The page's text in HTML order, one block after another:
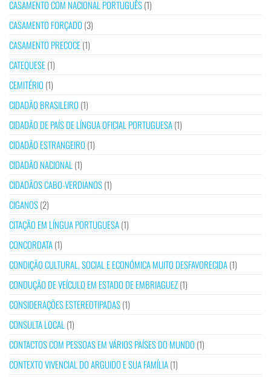
CASAMENTO COM NACIONAL PORTUGUÊS(1)
CASAMENTO FORÇADO (3)
CASAMENTO PRECOCE(1)
CATEQUESE(1)
CEMITÉRIO (1)
CIDADÃO BRASILEIRO (1)
CIDADÃO DE PAÍS DE LÍNGUA OFICIAL PORTUGUESA(1)
CIDADÃO ESTRANGEIRO (1)
CIDADÃO NACIONAL(1)
CIDADÃOS CABO-VERDIANOS(1)
CIGANOS(2)
CITAÇÃO EM LÍNGUA PORTUGUESA(1)
CONCORDATA(1)
CONDIÇÃO CULTURAL, SOCIAL E ECONÓMICA MUITO DESFAVORECIDA(1)
CONDUÇÃO DE VEÍCULO EM ESTADO DE EMBRIAGUEZ(1)
CONSIDERAÇÕES ESTEREOTIPADAS(1)
CONSULTA LOCAL(1)
CONTACTOS COM PESSOAS EM VÁRIOS PAÍSES DO MUNDO (1)
CONTEXTO VIVENCIAL DO ARGUIDO E SUA FAMÍLIA(1)